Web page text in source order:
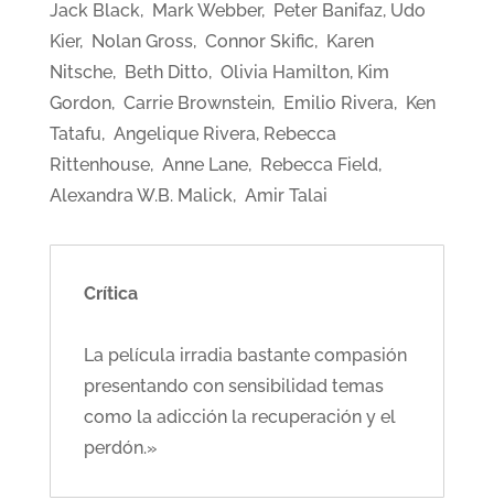
Jack Black, Mark Webber, Peter Banifaz, Udo
Kier, Nolan Gross, Connor Skific, Karen
Nitsche, Beth Ditto, Olivia Hamilton, Kim
Gordon, Carrie Brownstein, Emilio Rivera, Ken
Tatafu, Angelique Rivera, Rebecca
Rittenhouse, Anne Lane, Rebecca Field,
Alexandra W.B. Malick, Amir Talai
Crítica
La película irradia bastante compasión
presentando con sensibilidad temas
como la adicción la recuperación y el
perdón.»